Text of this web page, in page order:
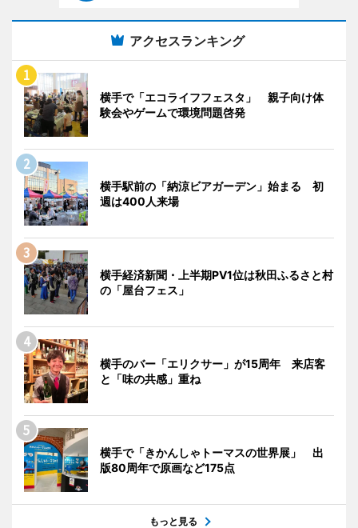
アクセスランキング
横手で「エコライフフェスタ」 親子向け体
験会やゲームで環境問題啓発
横手駅前の「納涼ビアガーデン」始まる 初
週は400人来場
横手経済新聞・上半期PV1位は秋田ふるさと村
の「屋台フェス」
横手のバー「エリクサー」が15周年 来店客
と「味の共感」重ね
横手で「きかんしゃトーマスの世界展」 出
版80周年で原画など175点
もっと見る